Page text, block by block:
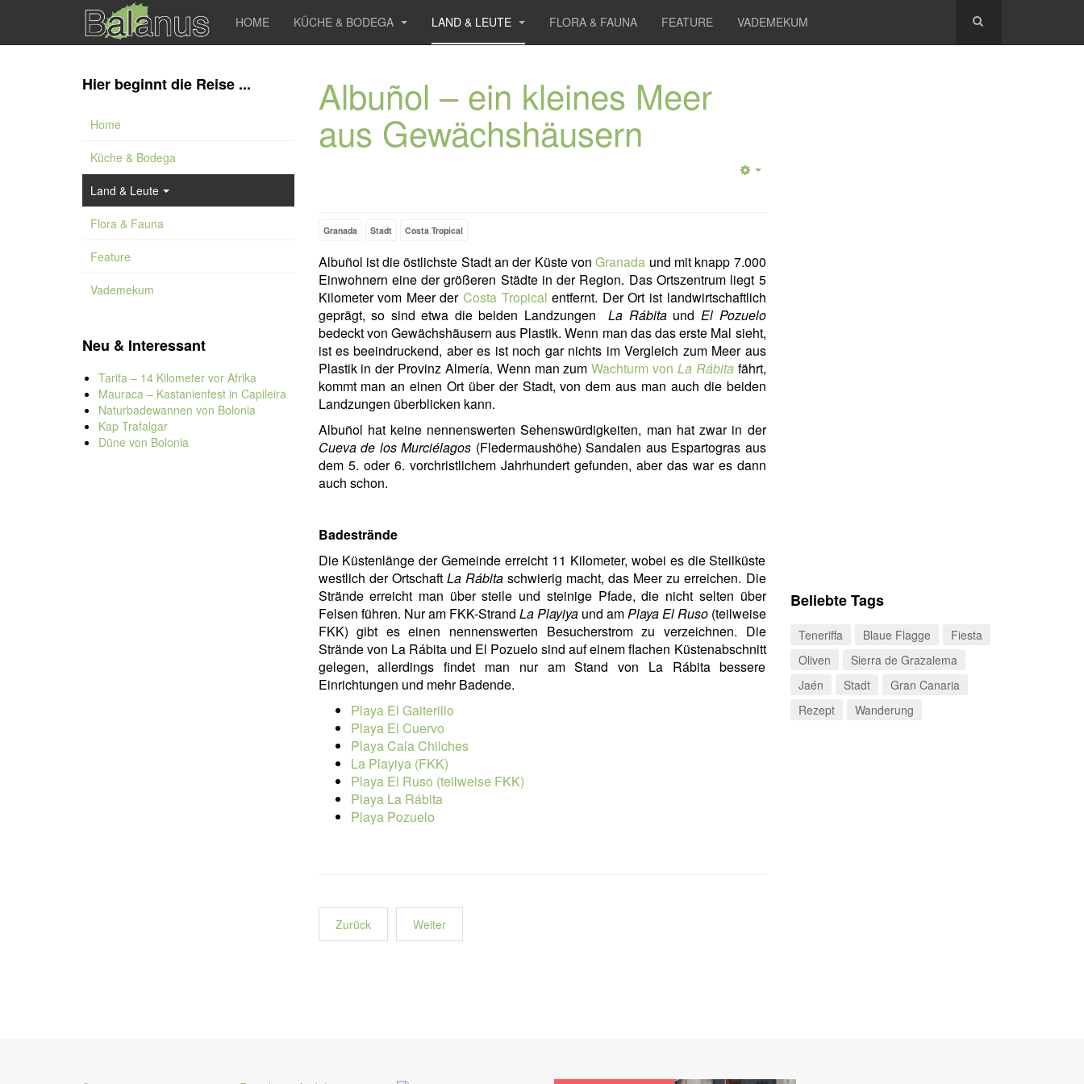
HOME KÜCHE & BODEGA LAND & LEUTE FLORA & FAUNA FEATURE VADEMEKUM
Albuñol – ein kleines Meer
aus Gewächshäusern
Granada Stadt Costa Tropical
Albuñol ist die östlichste Stadt an der Küste vonGranada und mit knapp 7.000
Einwohnern eine der größeren Städte in der Region. Das Ortszentrum liegt 5
Kilometer vom Meer der Costa Tropical entfernt. Der Ort ist landwirtschaftlich
geprägt, so sind etwa die beiden LandzungenLa Rábitaund El Pozuelo
bedeckt von Gewächshäusern aus Plastik. Wenn man das das erste Mal sieht,
ist es beeindruckend, aber es ist noch gar nichts im Vergleich zum Meer aus
Plastik in der Provinz Almería. Wenn man zumWachturm von La Rábitafährt,
kommt man an einen Ort über der Stadt, von dem aus man auch die beiden
Landzungen überblicken kann.
Albuñol hat keine nennenswerten Sehenswürdigkeiten, man hat zwar in der
Cueva de los Murciélagos (Fledermaushöhe) Sandalen aus Espartogras aus
dem 5. oder 6. vorchristlichem Jahrhundert gefunden, aber das war es dann
auch schon.
Badestrände
Die Küstenlänge der Gemeinde erreicht 11 Kilometer, wobei es die Steilküste
westlich der Ortschaft La Rábitaschwierig macht, das Meer zu erreichen. Die
Strände erreicht man über steile und steinige Pfade, die nicht selten über
Felsen führen. Nur am FKK-Strand La Playiyaund amPlaya El Ruso(teilweise
FKK) gibt es einen nennenswerten Besucherstrom zu verzeichnen. Die
Strände von La Rábita und El Pozuelo sind auf einem flachen Küstenabschnitt
gelegen, allerdings findet man nur am Stand von La Rábita bessere
Einrichtungen und mehr Badende.
Playa El Gaiterillo
Playa El Cuervo
Playa Cala Chilches
La Playiya (FKK)
Playa El Ruso (teilweise FKK)
Playa La Rábita
Playa Pozuelo
Zurück Weiter
Hier beginnt die Reise ...
Home
Küche & Bodega
Land & Leute
Flora & Fauna
Feature
Vademekum
Neu & Interessant
Tarifa – 14 Kilometer vor Afrika
Mauraca – Kastanienfest in Capileira
Naturbadewannen von Bolonia
Kap Trafalgar
Düne von Bolonia
Beliebte Tags
Teneriffa Blaue Flagge
Fiesta
Oliven
Sierra de Grazalema
Jaén
Stadt
Gran Canaria
Rezept
Wanderung